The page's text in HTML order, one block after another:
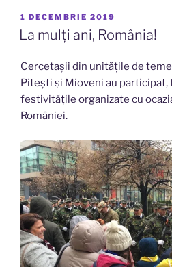
PUBLICAT
PE
1 DECEMBRIE 2019
La mulți ani, România!
Cercetașii din unitățile de
Pitești și Mioveni au participat,
festivitățile organizate cu
României.